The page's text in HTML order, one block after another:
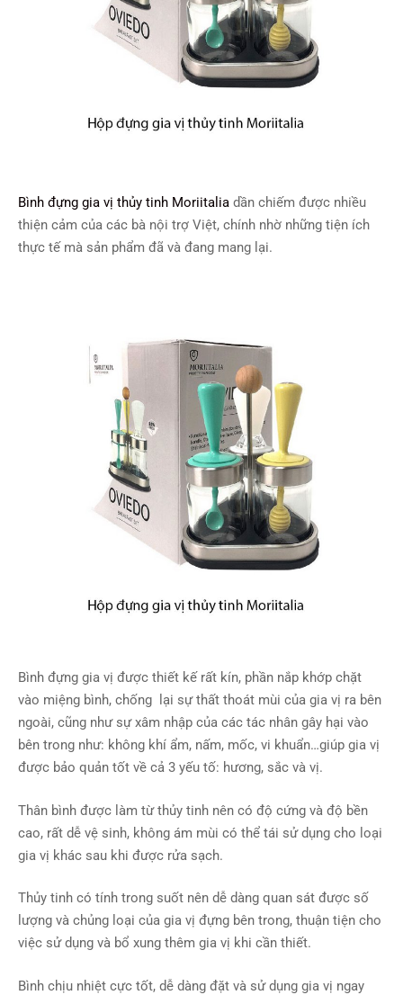
Bình đựng gia vị thủy tinh Moriitalia dần chiếm được nhiều
thiện cảm của các bà nội trợ Việt, chính nhờ những tiện ích
thực tế mà sản phẩm đã và đang mang lại.
Bình đựng gia vị được thiết kế rất kín, phần nắp khớp chặt
vào miệng bình, chống lại sự thất thoát mùi của gia vị ra bên
ngoài, cũng như sự xâm nhập của các tác nhân gây hại vào
bên trong như: không khí ẩm, nấm, mốc, vi khuẩn…giúp gia vị
được bảo quản tốt về cả 3 yếu tố: hương, sắc và vị.
Thân bình được làm từ thủy tinh nên có độ cứng và độ bền
cao, rất dễ vệ sinh, không ám mùi có thể tái sử dụng cho loại
gia vị khác sau khi được rửa sạch.
Thủy tinh có tính trong suốt nên dễ dàng quan sát được số
lượng và chủng loại của gia vị đựng bên trong, thuận tiện cho
việc sử dụng và bổ xung thêm gia vị khi cần thiết.
Bình chịu nhiệt cực tốt, dễ dàng đặt và sử dụng gia vị ngay